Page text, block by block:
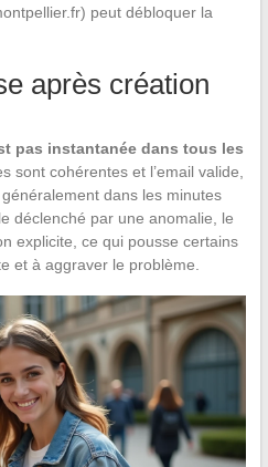
) peut débloquer la
après création
pas instantanée dans tous les
sont cohérentes et l’email valide,
dans les minutes
déclenché par une anomalie, le
explicite, ce qui pousse certains
et à aggraver le problème.